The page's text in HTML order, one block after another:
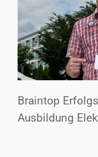
Braintop
Ausbildung